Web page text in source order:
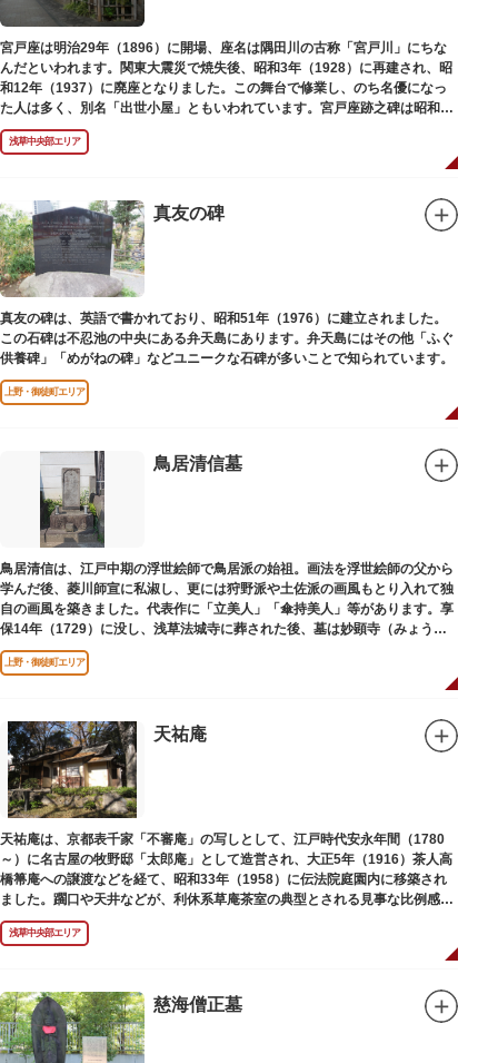
宮戸座は明治29年（1896）に開場、座名は隅田川の古称「宮戸川」にちな
んだといわれます。関東大震災で焼失後、昭和3年（1928）に再建され、昭
和12年（1937）に廃座となりました。この舞台で修業し、のち名優になっ
た人は多く、別名「出世小屋」ともいわれています。宮戸座跡之碑は昭和53
年（1978）に建てられました。
浅草中央部エリア
真友の碑
真友の碑は、英語で書かれており、昭和51年（1976）に建立されました。
この石碑は不忍池の中央にある弁天島にあります。弁天島にはその他「ふぐ
供養碑」「めがねの碑」などユニークな石碑が多いことで知られています。
上野・御徒町エリア
鳥居清信墓
鳥居清信は、江戸中期の浮世絵師で鳥居派の始祖。画法を浮世絵師の父から
学んだ後、菱川師宣に私淑し、更には狩野派や土佐派の画風もとり入れて独
自の画風を築きました。代表作に「立美人」「傘持美人」等があります。享
保14年（1729）に没し、浅草法城寺に葬された後、墓は妙顕寺（みょうけ
んじ）に移されました。
上野・御徒町エリア
天祐庵
天祐庵は、京都表千家「不審庵」の写しとして、江戸時代安永年間（1780
～）に名古屋の牧野邸「太郎庵」として造営され、大正5年（1916）茶人高
橋箒庵への譲渡などを経て、昭和33年（1958）に伝法院庭園内に移築され
ました。躙口や天井などが、利休系草庵茶室の典型とされる見事な比例感を
醸し出しています。
浅草中央部エリア
慈海僧正墓